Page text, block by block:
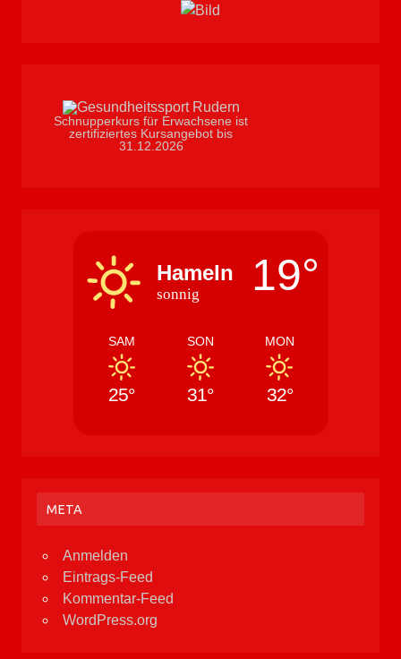
Schnupperkurs für Erwachsene ist
zertifiziertes Kursangebot bis
31.12.2026
Hameln
sonnig 19°
SAM
25°
SON
31°
MON
32°
META
Anmelden
Eintrags-Feed
Kommentar-Feed
WordPress.org